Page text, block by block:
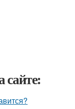
сайте: